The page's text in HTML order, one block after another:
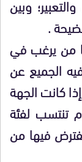
وبين
.
من يرغب في
الجميع عن
كانت الجهة
تنتسب لفئة
فيها من